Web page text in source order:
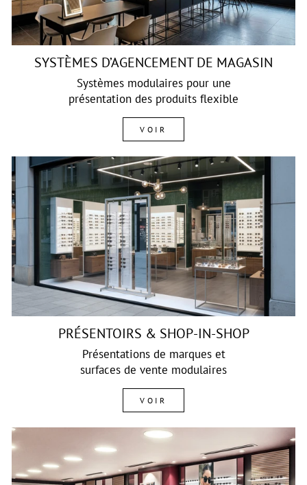
SYSTÈMES D’AGENCEMENT DE MAGASIN
Systèmes modulaires pour une
présentation des produits flexible
VOIR
PRÉSENTOIRS & SHOP-IN-SHOP
Présentations de marques et
surfaces de vente modulaires
VOIR